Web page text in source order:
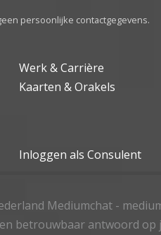
persoonlijke contactgegevens.
Werk & Carrière
Kaarten & Orakels
Inloggen als Consulent
Mediumchat -
betrouwbaar antwoord op